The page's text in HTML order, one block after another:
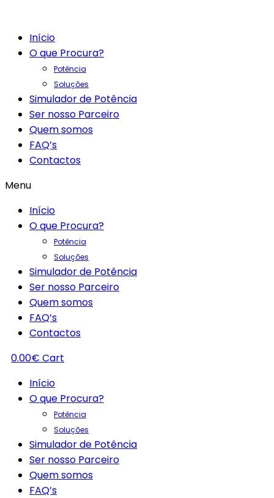
Início
O que Procura?
Potência
Soluções
Simulador de Potência
Ser nosso Parceiro
Quem somos
FAQ’s
Contactos
Menu
Início
O que Procura?
Potência
Soluções
Simulador de Potência
Ser nosso Parceiro
Quem somos
FAQ’s
Contactos
0.00€ Cart
Início
O que Procura?
Potência
Soluções
Simulador de Potência
Ser nosso Parceiro
Quem somos
FAQ’s